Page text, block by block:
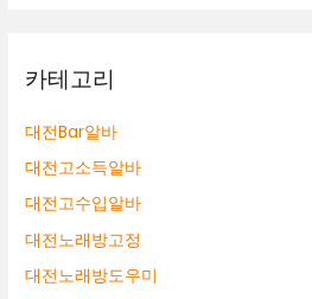
카테고리
대전Bar알바
대전고소득알바
대전고수입알바
대전노래방고정
대전노래방도우미